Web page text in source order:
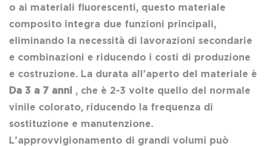
o ai materiali fluorescenti, questo materiale
composito integra due funzioni principali,
eliminando la necessità di lavorazioni secondarie
e combinazioni e riducendo i costi di produzione
e costruzione. La durata all'aperto del materiale è
Da 3 a 7 anni , che è 2-3 volte quello del normale
vinile colorato, riducendo la frequenza di
sostituzione e manutenzione.
L'approvvigionamento di grandi volumi può